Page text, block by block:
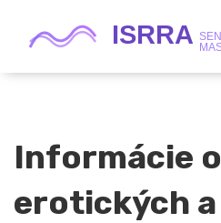
Informácie o
erotických a